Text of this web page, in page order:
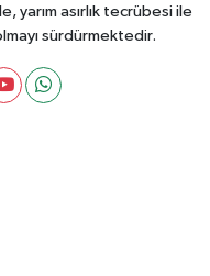
yarım asırlık tecrübesi ile
sürdürmektedir.